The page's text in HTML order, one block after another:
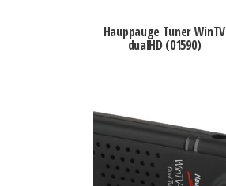
Hauppauge Tuner WinTV
dualHD (01590)